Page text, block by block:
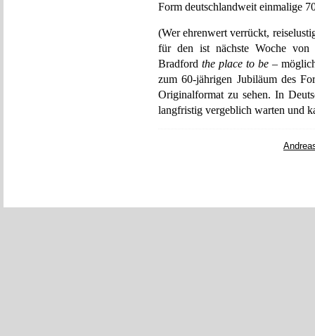
Form deutschlandweit einmalige
(Wer ehrenwert verrückt,
für den ist nächste Woche
Bradford the place to be –
zum 60-jährigen Jubiläum des
Originalformat zu sehen. In
langfristig vergeblich warten und